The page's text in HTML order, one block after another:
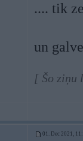
.... tik
un
[ Šo ziņu
01. Dec 2021,